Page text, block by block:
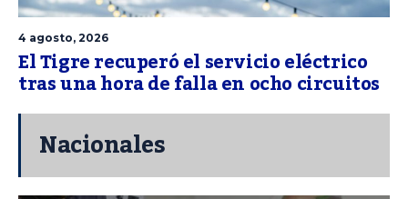
4 agosto, 2026
El Tigre recuperó el servicio eléctrico
tras una hora de falla en ocho circuitos
Nacionales